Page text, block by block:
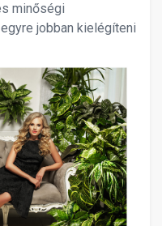
minőségi
jobban kielégíteni